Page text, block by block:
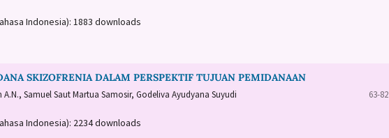
Indonesia): 1883 downloads
SKIZOFRENIA DALAM PERSPEKTIF TUJUAN PEMIDANAAN
Samuel Saut Martua Samosir, Godeliva Ayudyana Suyudi 63-82
Indonesia): 2234 downloads